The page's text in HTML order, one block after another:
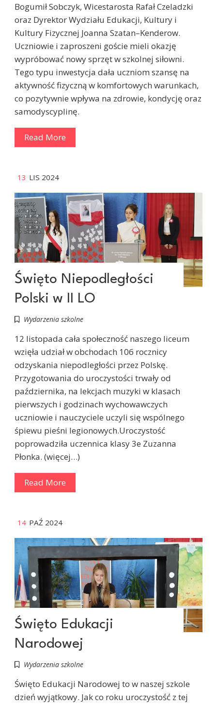
Bogumił Sobczyk, Wicestarosta Rafał Czeladzki
oraz Dyrektor Wydziału Edukacji, Kultury i
Kultury Fizycznej Joanna Szatan–Kenderow.
Uczniowie i zaproszeni goście mieli okazję
wypróbować nowy sprzęt w szkolnej siłowni.
Tego typu inwestycja dała uczniom szansę na
aktywność fizyczną w komfortowych warunkach,
co pozytywnie wpływa na zdrowie, kondycję oraz
samodyscyplinę.
Read More
13 LIS 2024
Święto Niepodległości
Polski w II LO
Wydarzenia szkolne
12 listopada cała społeczność naszego liceum
wzięła udział w obchodach 106 rocznicy
odzyskania niepodległości przez Polskę.
Przygotowania do uroczystości trwały od
października, na lekcjach muzyki w klasach
pierwszych i godzinach wychowawczych
uczniowie i nauczyciele uczyli się wspólnego
śpiewu pieśni legionowych.Uroczystość
poprowadziła uczennica klasy 3e Zuzanna
Płonka. (więcej…)
Read More
14 PAŹ 2024
Święto Edukacji
Narodowej
Wydarzenia szkolne
Święto Edukacji Narodowej to w naszej szkole
dzień wyjątkowy. Jak co roku uroczystość z tej